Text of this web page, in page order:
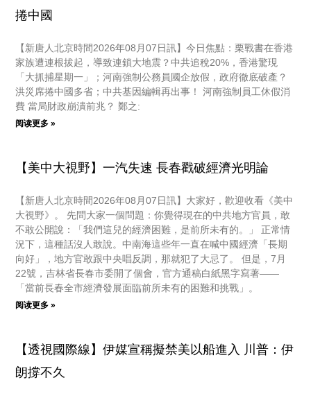
捲中國
【新唐人北京時間2026年08月07日訊】今日焦點：栗戰書在香港
家族遭連根拔起，導致連鎖大地震？中共追稅20%，香港驚現
「大抓捕星期一」；河南強制公務員國企放假，政府徹底破產？
洪災席捲中國多省；中共基因編輯再出事！ 河南強制員工休假消
費 當局財政崩潰前兆？ 鄭之:
阅读更多 »
【美中大視野】一汽失速 長春戳破經濟光明論
【新唐人北京時間2026年08月07日訊】大家好，歡迎收看《美中
大視野》。 先問大家一個問題：你覺得現在的中共地方官員，敢
不敢公開說：「我們這兒的經濟困難，是前所未有的。」 正常情
況下，這種話沒人敢說。中南海這些年一直在喊中國經濟「長期
向好」，地方官敢跟中央唱反調，那就犯了大忌了。 但是，7月
22號，吉林省長春市委開了個會，官方通稿白紙黑字寫著——
「當前長春全市經濟發展面臨前所未有的困難和挑戰」。
阅读更多 »
【透視國際線】伊媒宣稱擬禁美以船進入 川普：伊
朗撐不久